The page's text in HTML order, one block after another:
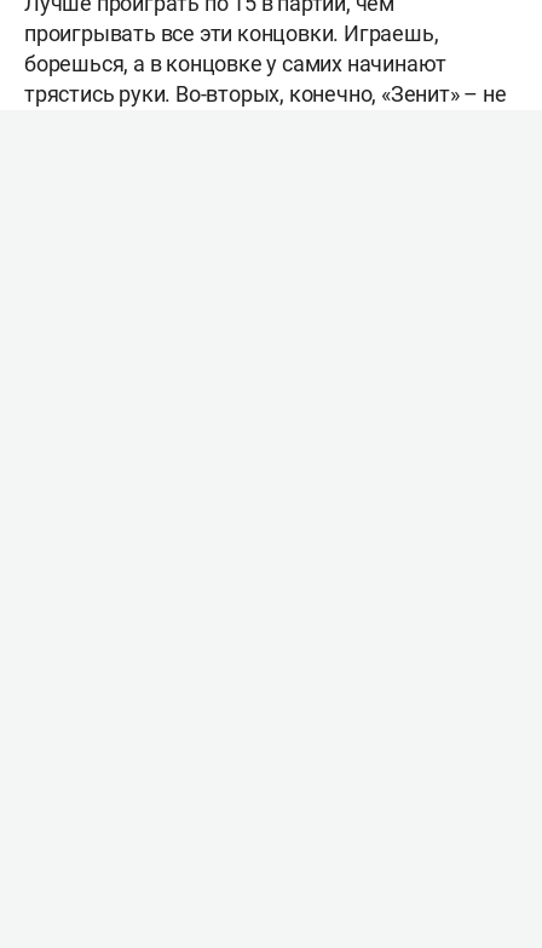
проигрывать все эти концовки. Играешь,
борешься, а в концовке у самих начинают
трястись руки. Во-вторых, конечно, «Зенит» – не